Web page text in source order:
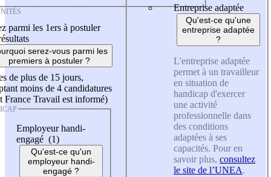
parmi les 1ers à postuler
serez-vous parmi les
premiers à postuler ?
de plus de 15 jours,
moins de 4 candidatures
France Travail est informé)
Employeur handi-
engagé (1)
Qu'est-ce qu'un
employeur handi-
engagé ?
Entreprise adaptée
Qu'est-ce qu'une
entreprise adaptée
?
L'entreprise adaptée
permet à un travailleur
en situation de
handicap d'exercer
une activité
professionnelle dans
des conditions
adaptées à ses
capacités. Pour en
savoir plus, consultez
le site de l’UNEA.